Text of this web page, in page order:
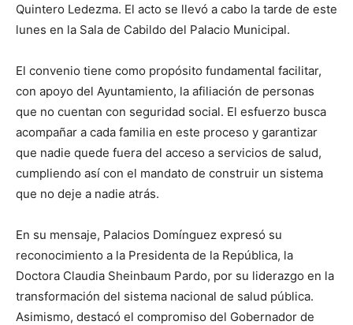
Quintero Ledezma. El acto se llevó a cabo la tarde de este
lunes en la Sala de Cabildo del Palacio Municipal.
El convenio tiene como propósito fundamental facilitar,
con apoyo del Ayuntamiento, la afiliación de personas
que no cuentan con seguridad social. El esfuerzo busca
acompañar a cada familia en este proceso y garantizar
que nadie quede fuera del acceso a servicios de salud,
cumpliendo así con el mandato de construir un sistema
que no deje a nadie atrás.
En su mensaje, Palacios Domínguez expresó su
reconocimiento a la Presidenta de la República, la
Doctora Claudia Sheinbaum Pardo, por su liderazgo en la
transformación del sistema nacional de salud pública.
Asimismo, destacó el compromiso del Gobernador de